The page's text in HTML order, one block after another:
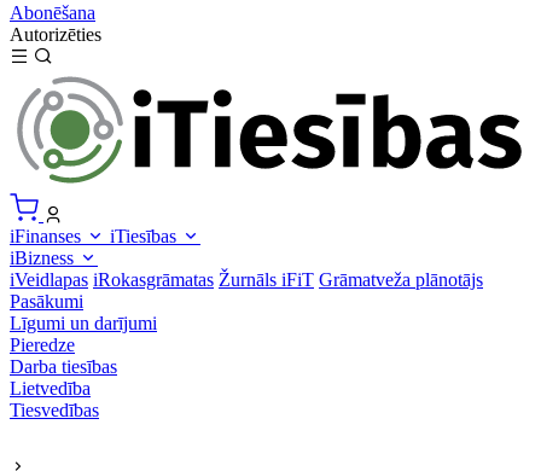
Abonēšana
Autorizēties
iFinanses
iTiesības
iBizness
iVeidlapas iRokasgrāmatas Žurnāls iFiT Grāmatveža plānotājs
Pasākumi
Līgumi un darījumi
Pieredze
Darba tiesības
Lietvedība
Tiesvedības